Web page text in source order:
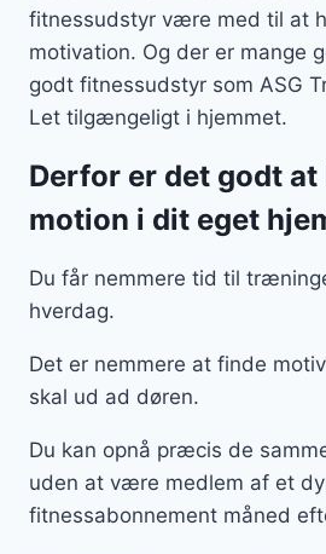
fitnessudstyr være med til at
motivation. Og der er mange
godt fitnessudstyr som ASG
Let tilgængeligt i hjemmet.
Derfor er det godt
motion i dit eget
Du får nemmere tid til
hverdag.
Det er nemmere at finde
skal ud ad døren.
Du kan opnå præcis de
uden at være medlem af et
fitnessabonnement måned